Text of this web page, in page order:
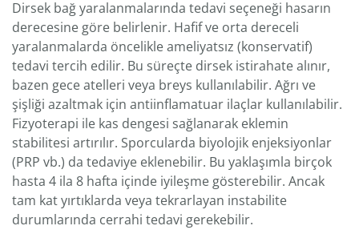
Dirsek bağ yaralanmalarında tedavi seçeneği hasarın
derecesine göre belirlenir. Hafif ve orta dereceli
yaralanmalarda öncelikle ameliyatsız (konservatif)
tedavi tercih edilir. Bu süreçte dirsek istirahate alınır,
bazen gece atelleri veya breys kullanılabilir. Ağrı ve
şişliği azaltmak için antiinflamatuar ilaçlar kullanılabilir.
Fizyoterapi ile kas dengesi sağlanarak eklemin
stabilitesi artırılır. Sporcularda biyolojik enjeksiyonlar
(PRP vb.) da tedaviye eklenebilir. Bu yaklaşımla birçok
hasta 4 ila 8 hafta içinde iyileşme gösterebilir. Ancak
tam kat yırtıklarda veya tekrarlayan instabilite
durumlarında cerrahi tedavi gerekebilir.